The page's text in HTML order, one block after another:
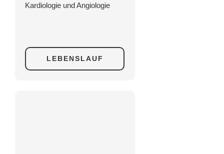
Kardiologie und Angiologie
LEBENSLAUF